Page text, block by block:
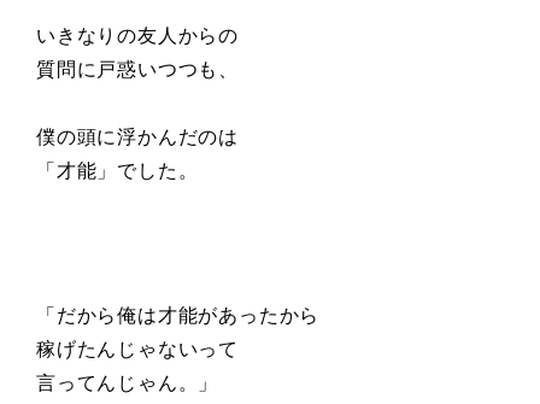
いきなりの友人からの
質問に戸惑いつつも、
僕の頭に浮かんだのは
「才能」でした。
「だから俺は才能があったから
稼げたんじゃないって
言ってんじゃん。」